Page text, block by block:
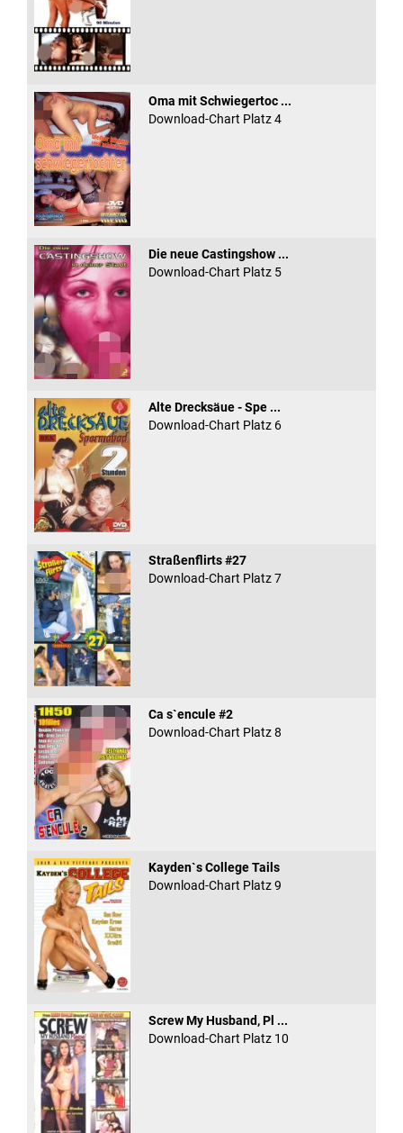
Oma mit Schwiegertoc ...
Download-Chart Platz 4
Die neue Castingshow ...
Download-Chart Platz 5
Alte Drecksäue - Spe ...
Download-Chart Platz 6
Straßenflirts #27
Download-Chart Platz 7
Ca s`encule #2
Download-Chart Platz 8
Kayden`s College Tails
Download-Chart Platz 9
Screw My Husband, Pl ...
Download-Chart Platz 10